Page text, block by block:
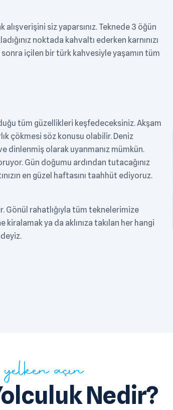
siz yaparsınız. Teknede 3 öğün
noktada kahvaltı ederken karnınızı
içilen bir türk kahvesiyle yaşamın tüm
tüm güzellikleri keşfedeceksiniz. Akşam
çökmesi söz konusu olabilir. Deniz
dinlenmiş olarak uyanmanız mümkün.
Gün doğumu ardından tutacağınız
en güzel haftasını taahhüt ediyoruz.
rahatlığıyla tüm teknelerimize
ya da aklınıza takılan her hangi
yelken açın
Nedir?